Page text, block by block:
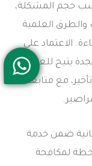
حجم المشكلة،
العلمية
الاعتماد على
يتيح للعملاء
مع متابعة
ضمن خدمة
لمكافحة